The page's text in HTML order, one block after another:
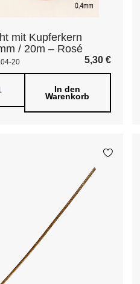
mit Kupferkern
/ 20m – Rosé
20 5,30 €
In den
Warenkorb